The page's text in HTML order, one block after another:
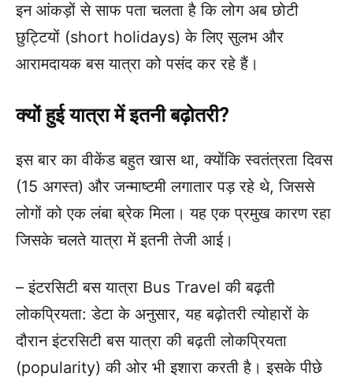
इन आंकड़ों से साफ पता चलता है कि लोग अब छोटी
छुट्टियों (short holidays) के लिए सुलभ और
आरामदायक बस यात्रा को पसंद कर रहे हैं।
क्यों हुई यात्रा में इतनी बढ़ोतरी?
इस बार का वीकेंड बहुत खास था, क्योंकि स्वतंत्रता दिवस
(15 अगस्त) और जन्माष्टमी लगातार पड़ रहे थे, जिससे
लोगों को एक लंबा ब्रेक मिला। यह एक प्रमुख कारण रहा
जिसके चलते यात्रा में इतनी तेजी आई।
– इंटरसिटी बस यात्रा Bus Travel की बढ़ती
लोकप्रियता: डेटा के अनुसार, यह बढ़ोतरी त्योहारों के
दौरान इंटरसिटी बस यात्रा की बढ़ती लोकप्रियता
(popularity) की ओर भी इशारा करती है। इसके पीछे